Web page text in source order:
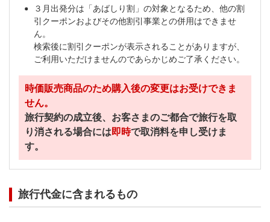
３月出発分は「あばしり割」の対象となるため、他の割
引クーポンおよびその他割引事業との併用はできませ
ん。
検索後に割引クーポンが表示されることがありますが、
ご利用いただけませんのであらかじめご了承ください。
時価販売商品のため購入後の変更はお受けできま
せん。
旅行契約の成立後、お客さまのご都合で旅行を取
り消される場合には即時で取消料を申し受けま
す。
旅行代金に含まれるもの